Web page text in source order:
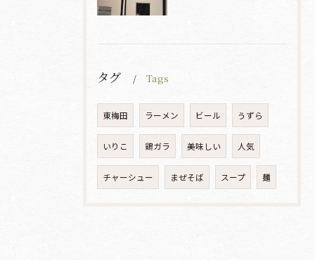
タグ Tags
東梅田 ラーメン ビール うずら
いりこ 鶏ガラ 美味しい 人気
チャーシュー まぜそば スープ 麺